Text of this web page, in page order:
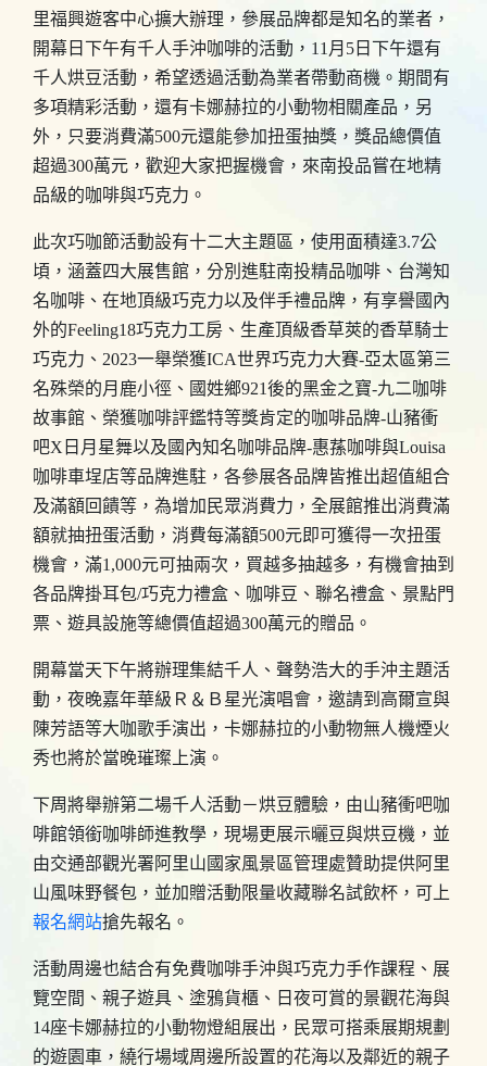
里福興遊客中心擴大辦理，參展品牌都是知名的業者，
開幕日下午有千人手沖咖啡的活動，11月5日下午還有
千人烘豆活動，希望透過活動為業者帶動商機。期間有
多項精彩活動，還有卡娜赫拉的小動物相關產品，另
外，只要消費滿500元還能參加扭蛋抽獎，獎品總價值
超過300萬元，歡迎大家把握機會，來南投品嘗在地精
品級的咖啡與巧克力。
此次巧咖節活動設有十二大主題區，使用面積達3.7公
頃，涵蓋四大展售館，分別進駐南投精品咖啡、台灣知
名咖啡、在地頂級巧克力以及伴手禮品牌，有享譽國內
外的Feeling18巧克力工房、生產頂級香草莢的香草騎士
巧克力、2023一舉榮獲ICA世界巧克力大賽-亞太區第三
名殊榮的月鹿小徑、國姓鄉921後的黑金之寶-九二咖啡
故事館、榮獲咖啡評鑑特等獎肯定的咖啡品牌-山豬衝
吧X日月星舞以及國內知名咖啡品牌-惠蓀咖啡與Louisa
咖啡車埕店等品牌進駐，各參展各品牌皆推出超值組合
及滿額回饋等，為增加民眾消費力，全展館推出消費滿
額就抽扭蛋活動，消費每滿額500元即可獲得一次扭蛋
機會，滿1,000元可抽兩次，買越多抽越多，有機會抽到
各品牌掛耳包/巧克力禮盒、咖啡豆、聯名禮盒、景點門
票、遊具設施等總價值超過300萬元的贈品。
開幕當天下午將辦理集結千人、聲勢浩大的手沖主題活
動，夜晚嘉年華級Ｒ＆Ｂ星光演唱會，邀請到高爾宣與
陳芳語等大咖歌手演出，卡娜赫拉的小動物無人機煙火
秀也將於當晚璀璨上演。
下周將舉辦第二場千人活動－烘豆體驗，由山豬衝吧咖
啡館領銜咖啡師進教學，現場更展示曬豆與烘豆機，並
由交通部觀光署阿里山國家風景區管理處贊助提供阿里
山風味野餐包，並加贈活動限量收藏聯名試飲杯，可上
報名網站搶先報名。
活動周邊也結合有免費咖啡手沖與巧克力手作課程、展
覽空間、親子遊具、塗鴉貨櫃、日夜可賞的景觀花海與
14座卡娜赫拉的小動物燈組展出，民眾可搭乘展期規劃
的遊園車，繞行場域周邊所設置的花海以及鄰近的親子